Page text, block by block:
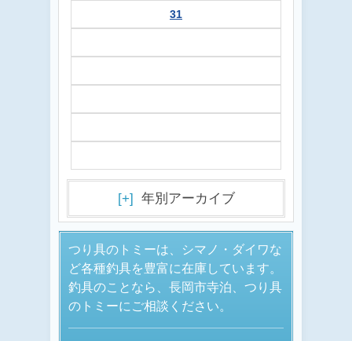
31
[+] 年別アーカイブ
つり具のトミーは、シマノ・ダイワな
ど各種釣具を豊富に在庫しています。
釣具のことなら、長岡市寺泊、つり具
のトミーにご相談ください。